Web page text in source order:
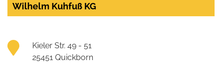
Wilhelm Kuhfuß KG
Kieler Str. 49 - 51
25451 Quickborn